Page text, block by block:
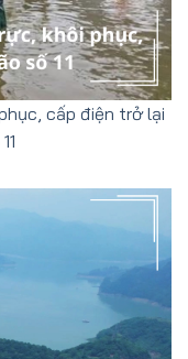
cấp điện trở lại